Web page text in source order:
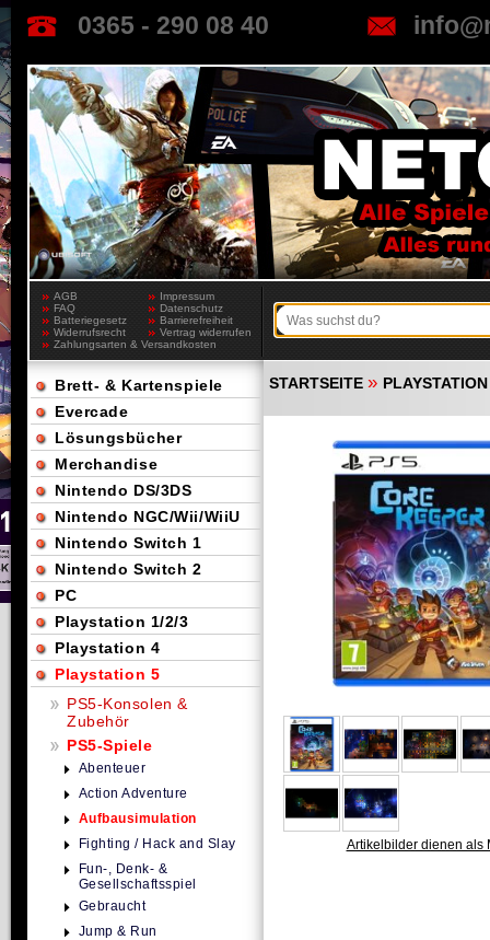
0365 - 290 08 40
AGB
Impressum
FAQ
Datenschutz
Batteriegesetz
Barrierefreiheit
Widerrufsrecht
Vertrag widerrufen
Zahlungsarten & Versandkosten
STARTSEITE »
Artikelbilder dienen als
Brett- & Kartenspiele
Evercade
Lösungsbücher
Merchandise
Nintendo DS/3DS
Nintendo NGC/Wii/WiiU
Nintendo Switch 1
Nintendo Switch 2
PC
Playstation 1/2/3
Playstation 4
Playstation 5
PS5-Konsolen &
Zubehör
PS5-Spiele
Abenteuer
Action Adventure
Aufbausimulation
Fighting / Hack and Slay
Fun-, Denk- &
Gesellschaftsspiel
Gebraucht
Jump & Run